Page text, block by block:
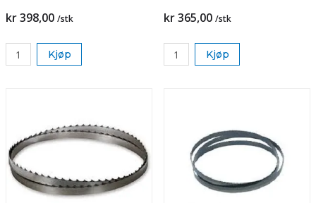
kr 398,00 /stk
Kjøp
kr 365,00 /stk
Kjøp